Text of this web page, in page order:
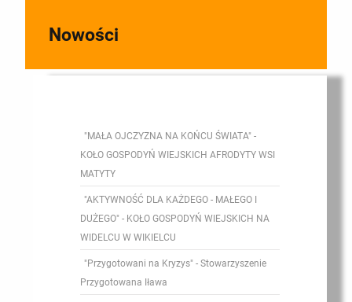
Nowości
"MAŁA OJCZYZNA NA KOŃCU ŚWIATA" -
KOŁO GOSPODYŃ WIEJSKICH AFRODYTY WSI
MATYTY
"AKTYWNOŚĆ DLA KAŻDEGO - MAŁEGO I
DUŻEGO" - KOŁO GOSPODYŃ WIEJSKICH NA
WIDELCU W WIKIELCU
"Przygotowani na Kryzys" - Stowarzyszenie
Przygotowana Iława